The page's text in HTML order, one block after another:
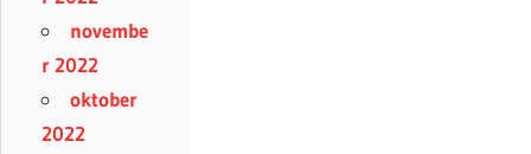
novembe
r 2022
oktober
2022